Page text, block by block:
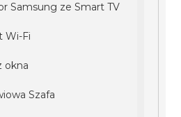
Samsung ze Smart TV
Wi-Fi
okna
Szafa